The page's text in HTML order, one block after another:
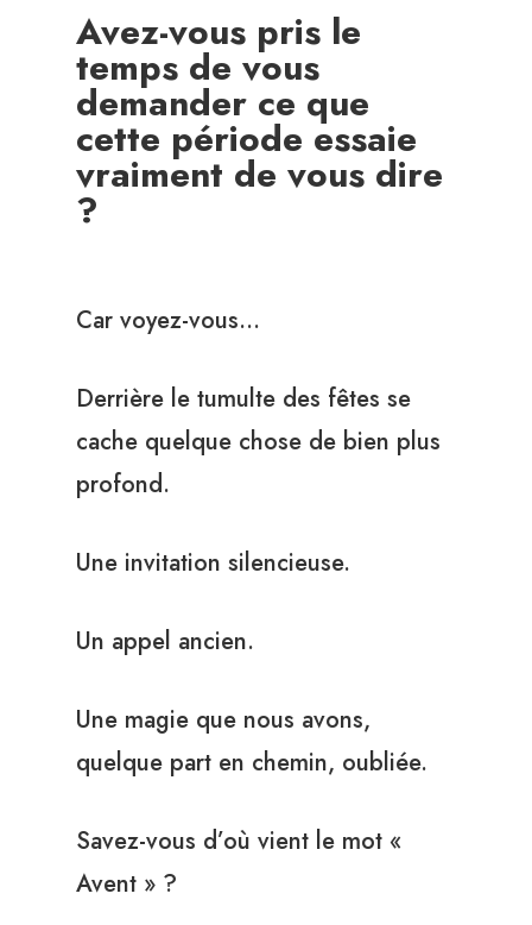
Avez-vous pris le
temps de vous
demander ce que
cette période essaie
vraiment de vous dire
?
Car voyez-vous…
Derrière le tumulte des fêtes se
cache quelque chose de bien plus
profond.
Une invitation silencieuse.
Un appel ancien.
Une magie que nous avons,
quelque part en chemin, oubliée.
Savez-vous d’où vient le mot «
Avent » ?